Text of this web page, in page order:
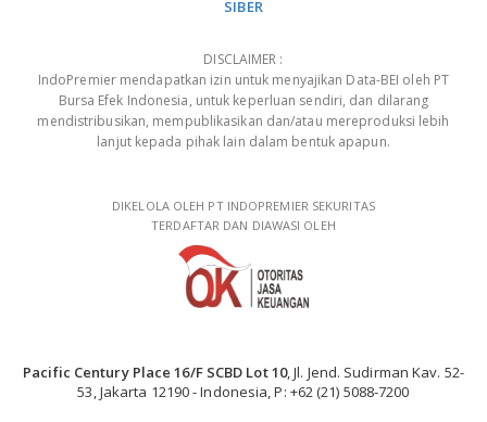
SIBER
DISCLAIMER :
IndoPremier mendapatkan izin untuk menyajikan Data-BEI oleh PT
Bursa Efek Indonesia, untuk keperluan sendiri, dan dilarang
mendistribusikan, mempublikasikan dan/atau mereproduksi lebih
lanjut kepada pihak lain dalam bentuk apapun.
DIKELOLA OLEH PT INDOPREMIER SEKURITAS
TERDAFTAR DAN DIAWASI OLEH
Pacific Century Place 16/F SCBD Lot 10, Jl. Jend. Sudirman Kav. 52-
53, Jakarta 12190 - Indonesia, P: +62 (21) 5088-7200